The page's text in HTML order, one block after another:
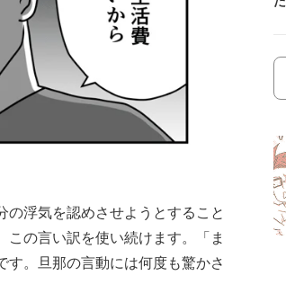
の浮気を認めさせようとすること
の言い訳を使い続けます。「ま
す。旦那の言動には何度も驚かさ